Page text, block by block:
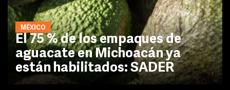
MÉXICO
El 75 % de los empaques de
aguacate en Michoacán ya
están habilitados: SADER